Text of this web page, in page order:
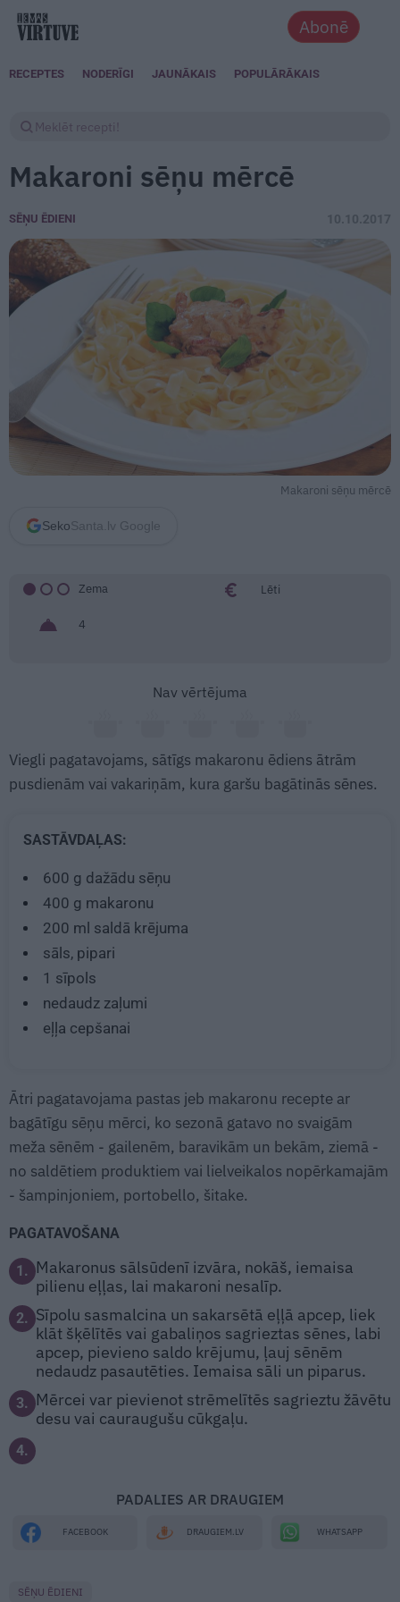
Abonē
RECEPTES NODERĪGI JAUNĀKAIS POPULĀRĀKAIS
Makaroni sēņu mērcē
SĒŅU ĒDIENI 10.10.2017
Makaroni sēņu mērcē
Seko Santa.lv Google
Zema Lēti
4
Nav vērtējuma
Viegli pagatavojams, sātīgs makaronu ēdiens ātrām
pusdienām vai vakariņām, kura garšu bagātinās sēnes.
SASTĀVDAĻAS:
600 g dažādu sēņu
400 g makaronu
200 ml saldā krējuma
sāls, pipari
1 sīpols
nedaudz zaļumi
eļļa cepšanai
Ātri pagatavojama pastas jeb makaronu recepte ar
bagātīgu sēņu mērci, ko sezonā gatavo no svaigām
meža sēnēm - gailenēm, baravikām un bekām, ziemā -
no saldētiem produktiem vai lielveikalos nopērkamajām
- šampinjoniem, portobello, šitake.
PAGATAVOŠANA
1.
Makaronus sālsūdenī izvāra, nokāš, iemaisa
pilienu eļļas, lai makaroni nesalīp.
2. Sīpolu sasmalcina un sakarsētā eļļā apcep, liek
klāt šķēlītēs vai gabaliņos sagrieztas sēnes, labi
apcep, pievieno saldo krējumu, ļauj sēnēm
nedaudz pasautēties. Iemaisa sāli un piparus.
3.
Mērcei var pievienot strēmelītēs sagrieztu žāvētu
desu vai cauraugušu cūkgaļu.
4.
PADALIES AR DRAUGIEM
FACEBOOK DRAUGIEM.LV WHATSAPP
SĒŅU ĒDIENI